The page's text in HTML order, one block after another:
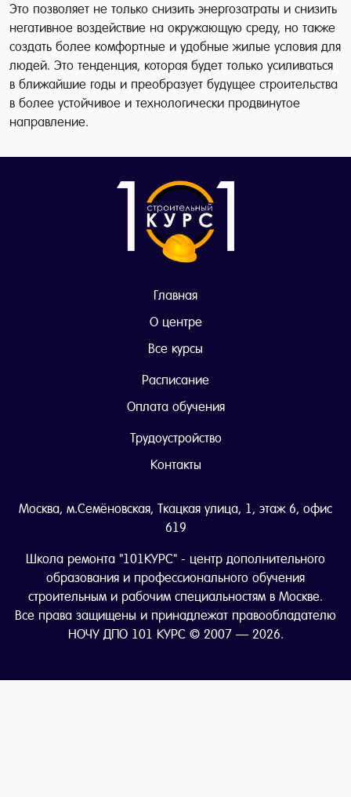
Это позволяет не только снизить энергозатраты и снизить
негативное воздействие на окружающую среду, но также
создать более комфортные и удобные жилые условия для
людей. Это тенденция, которая будет только усиливаться
в ближайшие годы и преобразует будущее строительства
в более устойчивое и технологически продвинутое
направление.
Главная
О центре
Все курсы
Расписание
Оплата обучения
Трудоустройство
Контакты
Москва, м.Семёновская, Ткацкая улица, 1, этаж 6, офис
619
Школа ремонта "101КУРС" - центр дополнительного
образования и профессионального обучения
строительным и рабочим специальностям в Москве.
Все права защищены и принадлежат правообладателю
НОЧУ ДПО 101 КУРС © 2007 — 2026.